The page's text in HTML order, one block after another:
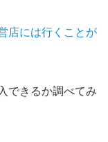
店には行くことが
できるか調べてみ